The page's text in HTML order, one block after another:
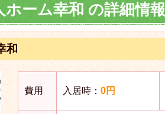
ホーム幸和 の詳細情報
和
費用 入居時： 0円